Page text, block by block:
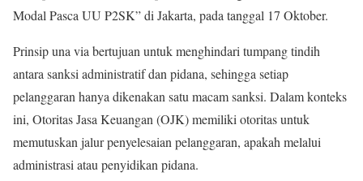
Modal Pasca UU P2SK” di Jakarta, pada tanggal 17 Oktober.
Prinsip una via bertujuan untuk menghindari tumpang tindih
antara sanksi administratif dan pidana, sehingga setiap
pelanggaran hanya dikenakan satu macam sanksi. Dalam konteks
ini, Otoritas Jasa Keuangan (OJK) memiliki otoritas untuk
memutuskan jalur penyelesaian pelanggaran, apakah melalui
administrasi atau penyidikan pidana.